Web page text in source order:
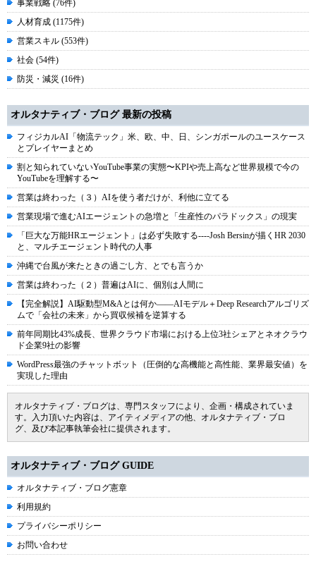
事業戦略 (76件)
人材育成 (1175件)
営業スキル (553件)
社会 (54件)
防災・減災 (16件)
オルタナティブ・ブログ 最新の投稿
フィジカルAI「物流テック」米、欧、中、日、シンガポールのユースケース
とプレイヤーまとめ
割と知られていないYouTube事業の実態〜KPIや売上高など世界規模で今の
YouTubeを理解する〜
営業は終わった（３）AIを使う者だけが、利他に立てる
営業現場で進むAIエージェントの急増と「生産性のパラドックス」の現実
「巨大な万能HRエージェント」は必ず失敗する----Josh Bersinが描くHR 2030
と、マルチエージェント時代の人事
沖縄で台風が来たときの過ごし方、とでも言うか
営業は終わった（２）普遍はAIに、個別は人間に
【完全解説】AI駆動型M&Aとは何か――AIモデル＋Deep Researchアルゴリズ
ムで「会社の未来」から買収候補を逆算する
前年同期比43%成長、世界クラウド市場における上位3社シェアとネオクラウ
ド企業9社の影響
WordPress最強のチャットボット（圧倒的な高機能と高性能、業界最安値）を
実現した理由
オルタナティブ・ブログは、専門スタッフにより、企画・構成されていま
す。入力頂いた内容は、アイティメディアの他、オルタナティブ・ブロ
グ、及び本記事執筆会社に提供されます。
オルタナティブ・ブログ GUIDE
オルタナティブ・ブログ憲章
利用規約
プライバシーポリシー
お問い合わせ